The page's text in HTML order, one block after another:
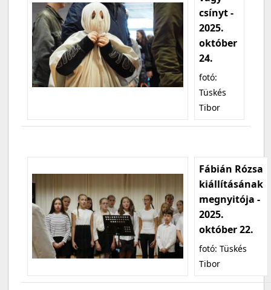
csínyt -
2025.
október
24.
fotó:
Tüskés
Tibor
Fábián Rózsa
kiállításának
megnyitója -
2025.
október 22.
fotó: Tüskés
Tibor